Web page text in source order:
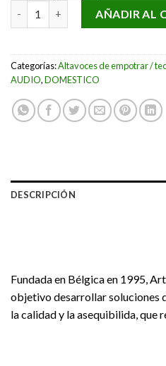
ARTSOUND HPRE650 cantidad
AÑADIR AL
Categorías:Altavoces de empotrar /
AUDIO,DOMESTICO
DESCRIPCIÓN
Fundada en Bélgica en 1995,
objetivo desarrollar soluciones
la calidad y la asequibilida, que